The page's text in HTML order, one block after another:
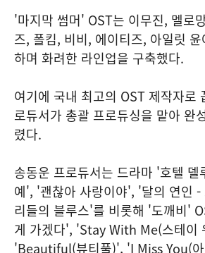
'마지막 썸머' OST는 이무진, 멜로
즈, 폴킴, 비비, 에이티즈, 아일릿
하며 화려한 라인업을 구축했다.
여기에 국내 최고의 OST 제작자로
로듀서가 총괄 프로듀싱을 맡아 완
렸다.
송동운 프로듀서는 드라마 '호텔
예', '괜찮아 사랑이야', '달의 연인
리들의 블루스'를 비롯해 '도깨비'
게 가겠다', 'Stay With Me(스테이
'Beautiful(뷰티풀)', 'I Miss You(